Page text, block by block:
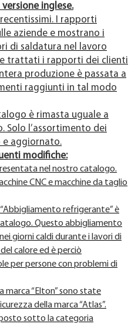
inglese.
I rapporti
aziende e mostrano i
di saldatura nel lavoro
trattati i rapporti dei clienti
produzione è passata a
raggiunti in tal modo
è rimasta uguale a
Solo l’assortimento dei
aggiornato.
modifiche:
nel nostro catalogo.
CNC e macchine da taglio
refrigerante” è
Questo abbigliamento
giorni caldi durante i lavori di
calore ed è perciò
per persone con problemi di
marca “Elton” sono state
della marca “Atlas”.
sotto la categoria